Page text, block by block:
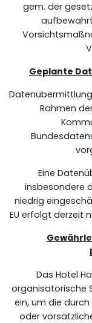
gem. der
Geplante
Rahmen
Eine
insbesondere
niedrig
EU erfolgt derzeit
Das Hotel
organisatorische
ein, um die
oder